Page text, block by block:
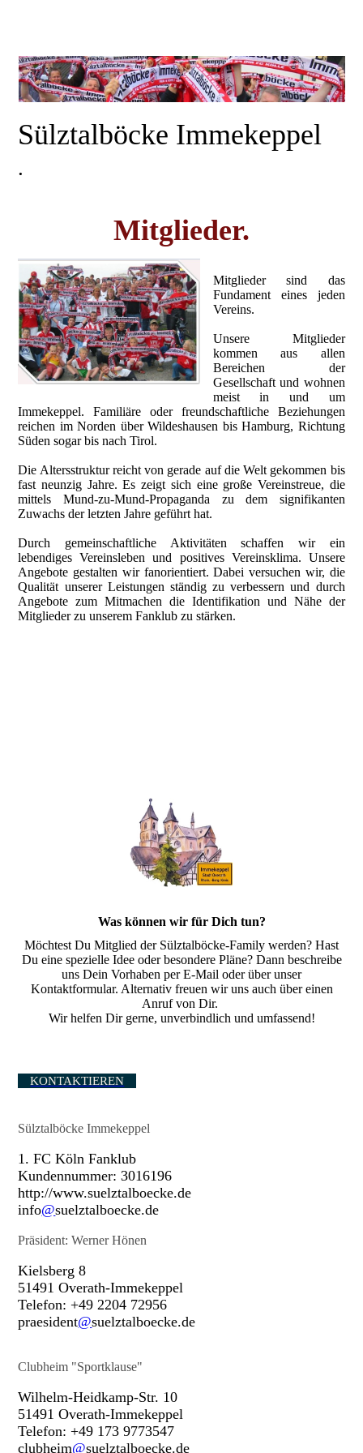
Sülztalböcke Immekeppel
.
Mitglieder.
Mitglieder sind das
Fundament eines jeden
Vereins.
Unsere Mitglieder
kommen aus allen
Bereichen der
Gesellschaft und wohnen
meist in und um
Immekeppel. Familiäre oder freundschaftliche Beziehungen
reichen im Norden über Wildeshausen bis Hamburg, Richtung
Süden sogar bis nach Tirol.
Die Altersstruktur reicht von gerade auf die Welt gekommen bis
fast neunzig Jahre. Es zeigt sich eine große Vereinstreue, die
mittels Mund-zu-Mund-Propaganda zu dem signifikanten
Zuwachs der letzten Jahre geführt hat.
Durch gemeinschaftliche Aktivitäten schaffen wir ein
lebendiges Vereinsleben und positives Vereinsklima. Unsere
Angebote gestalten wir fanorientiert. Dabei versuchen wir, die
Qualität unserer Leistungen ständig zu verbessern und durch
Angebote zum Mitmachen die Identifikation und Nähe der
Mitglieder zu unserem Fanklub zu stärken.
Was können wir für Dich tun?
Möchtest Du Mitglied der Sülztalböcke-Family werden? Hast
Du eine spezielle Idee oder besondere Pläne? Dann beschreibe
uns Dein Vorhaben per E-Mail oder über unser
Kontaktformular. Alternativ freuen wir uns auch über einen
Anruf von Dir.
Wir helfen Dir gerne, unverbindlich und umfassend!
KONTAKTIEREN
Sülztalböcke Immekeppel
1. FC Köln Fanklub
Kundennummer: 3016196
http://www.suelztalboecke.de
info@suelztalboecke.de
Präsident: Werner Hönen
Kielsberg 8
51491 Overath-Immekeppel
Telefon: +49 2204 72956
praesident@suelztalboecke.de
Clubheim "Sportklause"
Wilhelm-Heidkamp-Str. 10
51491 Overath-Immekeppel
Telefon: +49 173 9773547
clubheim@suelztalboecke.de